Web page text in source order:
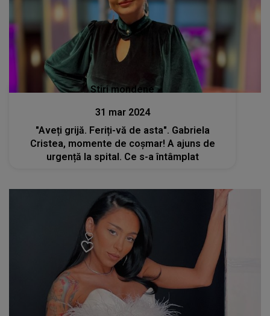
Stiri mondene
31 mar 2024
"Aveți grijă. Feriți-vă de asta". Gabriela
Cristea, momente de coșmar! A ajuns de
urgență la spital. Ce s-a întâmplat